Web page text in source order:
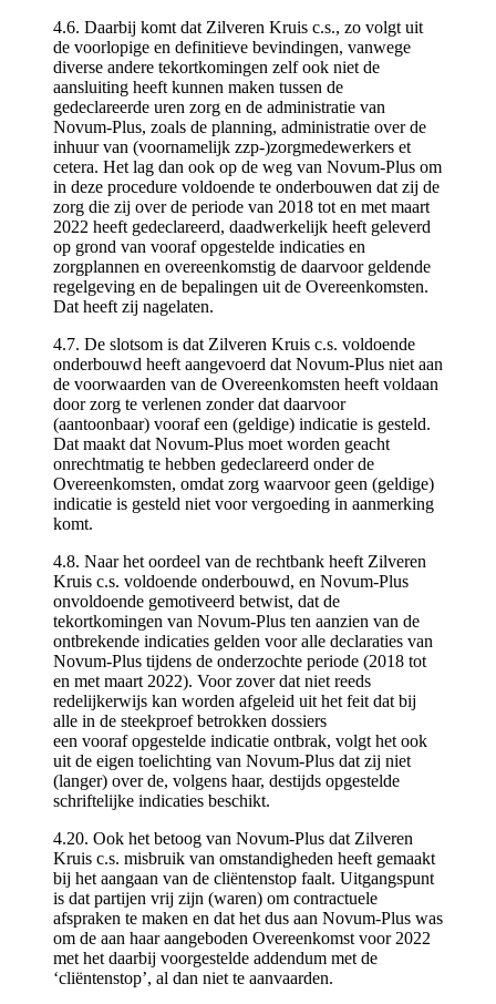
4.6. Daarbij komt dat Zilveren Kruis c.s., zo volgt uit
de voorlopige en definitieve bevindingen, vanwege
diverse andere tekortkomingen zelf ook niet de
aansluiting heeft kunnen maken tussen de
gedeclareerde uren zorg en de administratie van
Novum-Plus, zoals de planning, administratie over de
inhuur van (voornamelijk zzp-)zorgmedewerkers et
cetera. Het lag dan ook op de weg van Novum-Plus om
in deze procedure voldoende te onderbouwen dat zij de
zorg die zij over de periode van 2018 tot en met maart
2022 heeft gedeclareerd, daadwerkelijk heeft geleverd
op grond van vooraf opgestelde indicaties en
zorgplannen en overeenkomstig de daarvoor geldende
regelgeving en de bepalingen uit de Overeenkomsten.
Dat heeft zij nagelaten.
4.7. De slotsom is dat Zilveren Kruis c.s. voldoende
onderbouwd heeft aangevoerd dat Novum-Plus niet aan
de voorwaarden van de Overeenkomsten heeft voldaan
door zorg te verlenen zonder dat daarvoor
(aantoonbaar) vooraf een (geldige) indicatie is gesteld.
Dat maakt dat Novum-Plus moet worden geacht
onrechtmatig te hebben gedeclareerd onder de
Overeenkomsten, omdat zorg waarvoor geen (geldige)
indicatie is gesteld niet voor vergoeding in aanmerking
komt.
4.8. Naar het oordeel van de rechtbank heeft Zilveren
Kruis c.s. voldoende onderbouwd, en Novum-Plus
onvoldoende gemotiveerd betwist, dat de
tekortkomingen van Novum-Plus ten aanzien van de
ontbrekende indicaties gelden voor alle declaraties van
Novum-Plus tijdens de onderzochte periode (2018 tot
en met maart 2022). Voor zover dat niet reeds
redelijkerwijs kan worden afgeleid uit het feit dat bij
alle in de steekproef betrokken dossiers
een vooraf opgestelde indicatie ontbrak, volgt het ook
uit de eigen toelichting van Novum-Plus dat zij niet
(langer) over de, volgens haar, destijds opgestelde
schriftelijke indicaties beschikt.
4.20. Ook het betoog van Novum-Plus dat Zilveren
Kruis c.s. misbruik van omstandigheden heeft gemaakt
bij het aangaan van de cliëntenstop faalt. Uitgangspunt
is dat partijen vrij zijn (waren) om contractuele
afspraken te maken en dat het dus aan Novum-Plus was
om de aan haar aangeboden Overeenkomst voor 2022
met het daarbij voorgestelde addendum met de
‘cliëntenstop’, al dan niet te aanvaarden.